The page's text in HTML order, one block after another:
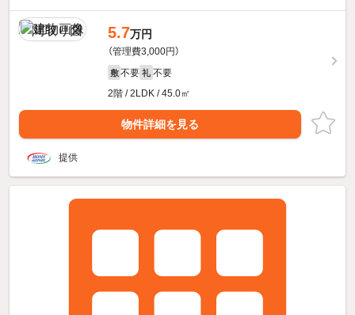
5.7万円
（管理費3,000円）
敷 不要 礼 不要
2階 / 2LDK / 45.0㎡
物件詳細を見る
提供